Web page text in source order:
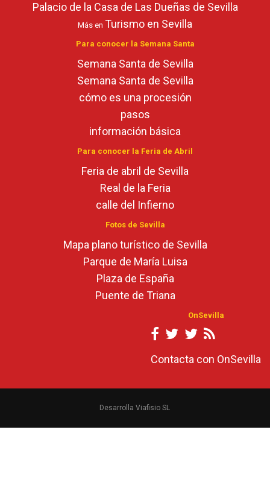
Palacio de la Casa de Las Dueñas de Sevilla
Más en Turismo en Sevilla
Para conocer la Semana Santa
Semana Santa de Sevilla
Semana Santa de Sevilla
cómo es una procesión
pasos
información básica
Para conocer la Feria de Abril
Feria de abril de Sevilla
Real de la Feria
calle del Infierno
Fotos de Sevilla
Mapa plano turístico de Sevilla
Parque de María Luisa
Plaza de España
Puente de Triana
OnSevilla
Contacta con OnSevilla
Desarrolla Viafisio SL